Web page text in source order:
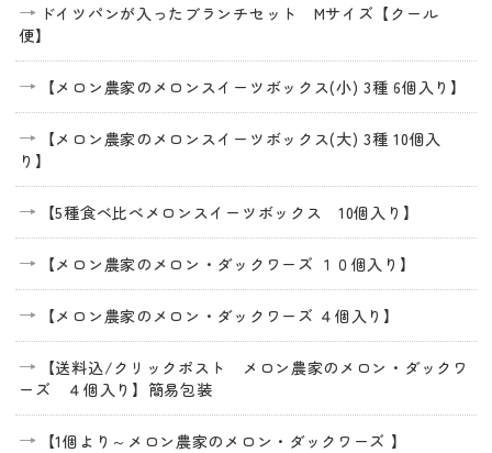
ドイツパンが入ったブランチセット Mサイズ【クール
便】
【メロン農家のメロンスイーツボックス(小) 3種 6個入り】
【メロン農家のメロンスイーツボックス(大) 3種 10個入
り】
【5種食べ比べメロンスイーツボックス 10個入り】
【メロン農家のメロン・ダックワーズ １０個入り】
【メロン農家のメロン・ダックワーズ ４個入り】
【送料込/クリックポスト メロン農家のメロン・ダックワ
ーズ ４個入り】簡易包装
【1個より～メロン農家のメロン・ダックワーズ 】